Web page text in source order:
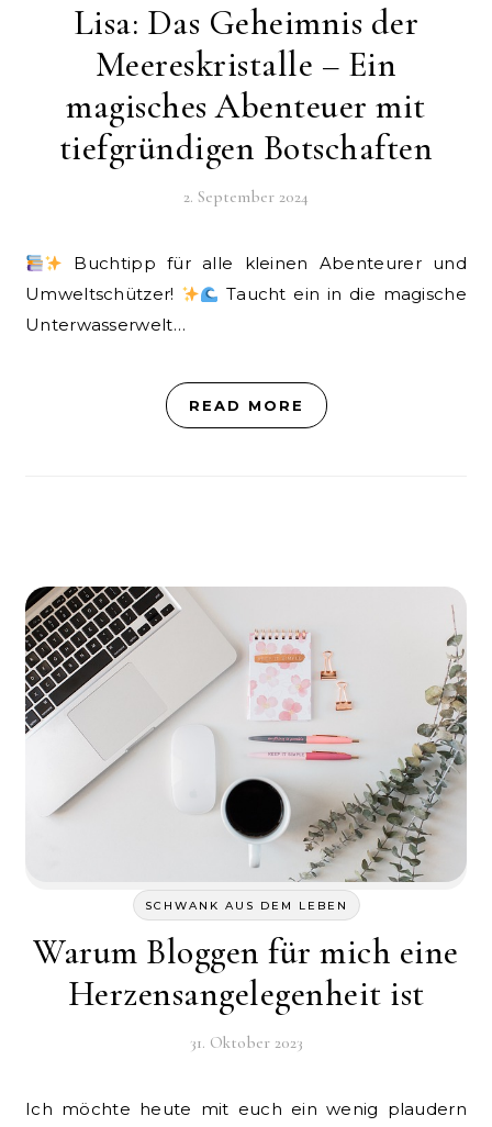
Lisa: Das Geheimnis der
Meereskristalle – Ein
magisches Abenteuer mit
tiefgründigen Botschaften
2. September 2024
Buchtipp für alle kleinen Abenteurer und
Umweltschützer!
Taucht ein in die magische
Unterwasserwelt…
READ MORE
SCHWANK AUS DEM LEBEN
Warum Bloggen für mich eine
Herzensangelegenheit ist
31. Oktober 2023
Ich möchte heute mit euch ein wenig plaudern